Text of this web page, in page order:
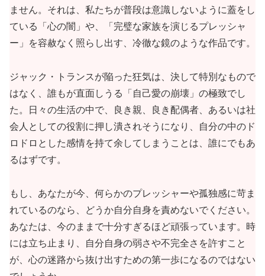
ません。それは、私たちが普段は意識しないように蓋をし
ている「心の闇」や、「完璧な家族を演じるプレッシャ
ー」を容赦なく照らし出す、冷徹な鏡のような作品です。
ジャック・トランスが陥った狂気は、決して特別なもので
はなく、誰もが直面しうる「自己愛の崩壊」の極致でし
た。日々の生活の中で、良き親、良き配偶者、あるいは社
会人としての役割に押し潰されそうになり、自分の中のド
ロドロとした感情を持て余してしまうことは、誰にでもあ
るはずです。
もし、あなたが今、何らかのプレッシャーや孤独感に苛ま
れているのなら、どうか自分自身を責めないでください。
あなたは、今のままで十分すぎるほど頑張っています。時
には立ち止まり、自分自身の弱さや不完全さを許すこと
が、心の迷路から抜け出すための第一歩になるのではない